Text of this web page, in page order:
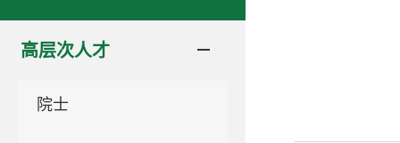
高层次人才
院士